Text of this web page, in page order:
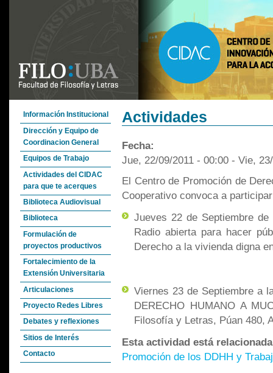
Información Institucional
Dirección y Equipo de
Coordinacion General
Equipos de Trabajo
Actividades del CIDAC
para que te acerques
Biblioteca Audiovisual
Biblioteca
Formulación de
proyectos productivos
Fortalecimiento de la
Extensión Universitaria
Articulaciones
Proyecto Redes Libres
Debates y reflexiones
Sitios de Interés
Contacto
Actividades
Fecha:
Jue, 22/09/2011 - 00:00 - Vie,
El Centro de Promoción de
Cooperativo convoca a
Jueves 22 de Septiembre
Radio abierta para hacer
Derecho a la vivienda digna
Viernes 23 de Septiembre a
DERECHO HUMANO A
Filosofía y Letras, Púan 480,
Esta actividad está
Promoción de los DDHH y